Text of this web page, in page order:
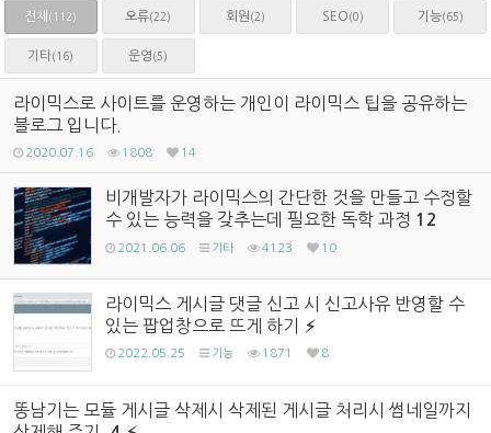
전체 (112) 오류(22) 회원 (2) SEO (0) 기능(65)
기타(16) 운영 (5)
라이믹스로 사이트를 운영하는 개인이 라이믹스 팁을 공유하는
블로그 입니다.
2020.07.16 1808 14
비개발자가 라이믹스의 간단한 것을 만들고 수정할
수 있는 능력을 갖추는데 필요한 독학 과정 12
2021.06.06 기타 4123 10
라이믹스 게시글 댓글 신고 시 신고사유 반영할 수
있는 팝업창으로 뜨게 하기
2022.05.25 기능 1871 8
똥남기는 모듈 게시글 삭제시 삭제된 게시글 처리시 썸네일까지